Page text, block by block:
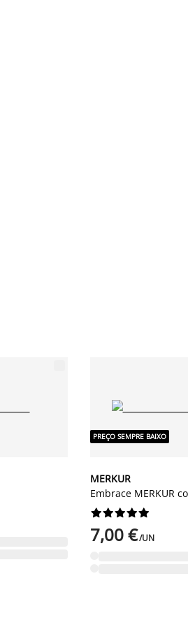
PREÇO SEMPRE BAIXO
MERKUR
Embrace MERKUR






7,00 €/UN